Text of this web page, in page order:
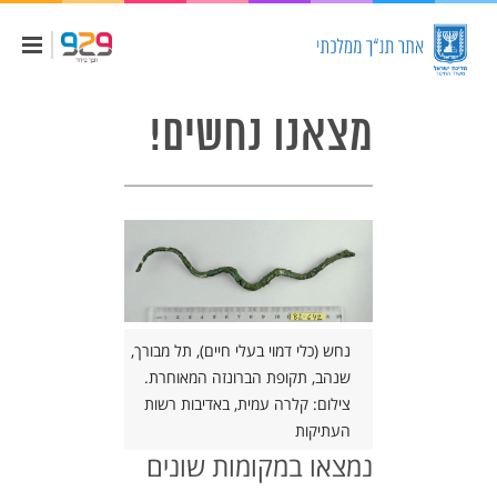
מצאנו נחשים!
נחש (כלי דמוי בעלי חיים), תל מבורך,
שנהב, תקופת הברונזה המאוחרת.
צילום: קלרה עמית, באדיבות רשות
העתיקות
צלמיות (פסלי) נחשים
נמצאו במקומות שונים